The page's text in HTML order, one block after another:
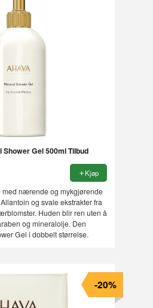
Shower Gel 500ml Tilbud
Kjøp
med nærende og mykgjørende
og svale ekstrakter fra
Huden blir ren uten å
og mineralolje. Den
Gel i dobbelt størrelse.
-20%